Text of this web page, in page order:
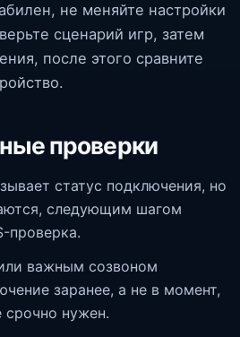
не меняйте настройки
сценарий игр, затем
после этого сравните
проверки
статус подключения, но
следующим шагом
проверка.
важным созвоном
заранее, а не в момент,
срочно нужен.